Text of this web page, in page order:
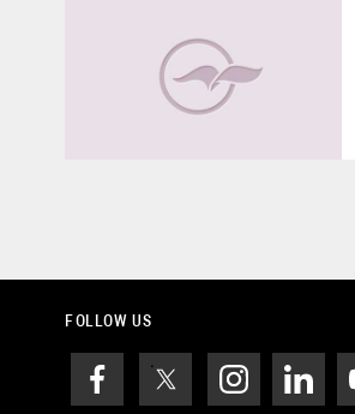
FOLLOW US